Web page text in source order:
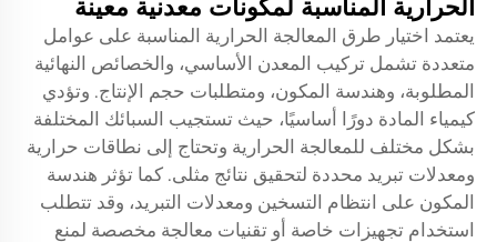
الحرارية المناسبة لمكونات معدنية معينة
يعتمد اختيار طرق المعالجة الحرارية المناسبة على عوامل
متعددة تشمل تركيب المعدن الأساسي، والخصائص النهائية
المطلوبة، وهندسة المكون، ومتطلبات حجم الإنتاج. وتؤدي
كيمياء المادة دورًا أساسيًا، حيث تستجيب السبائك المختلفة
بشكل مختلف للمعالجة الحرارية وتحتاج إلى نطاقات حرارية
ومعدلات تبريد محددة لتحقيق نتائج مثلى. كما تؤثر هندسة
المكون على انتظام التسخين ومعدلات التبريد، وقد تتطلب
استخدام تجهيزات خاصة أو تقنيات معالجة مخصصة لمنع